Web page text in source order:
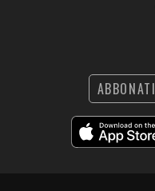
ABBONATI